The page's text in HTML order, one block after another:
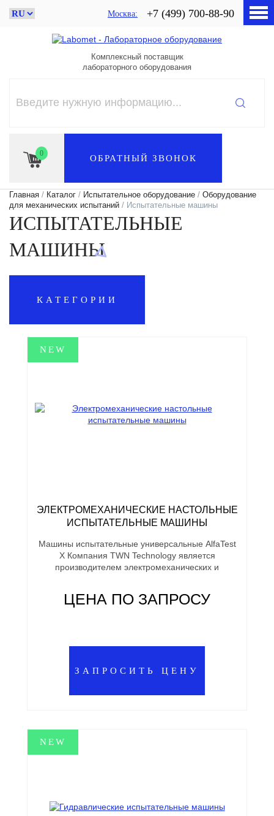
Москва +7 (499) 700-88-90
Комплексный поставщик
лабораторного оборудования
0 ОБРАТНЫЙ ЗВОНОК
Главная / Каталог / Испытательное оборудование / Оборудование
для механических испытаний / Испытательные машины
ИСПЫТАТЕЛЬНЫЕ
МАШИНЫ
КАТЕГОРИИ
ЭЛЕКТРОМЕХАНИЧЕСКИЕ НАСТОЛЬНЫЕ
ИСПЫТАТЕЛЬНЫЕ МАШИНЫ
Машины испытательные универсальные AlfaTest
X Компания TWN Technology является
производителем электромеханических и
ЦЕНА ПО ЗАПРОСУ
ЗАПРОСИТЬ ЦЕНУ